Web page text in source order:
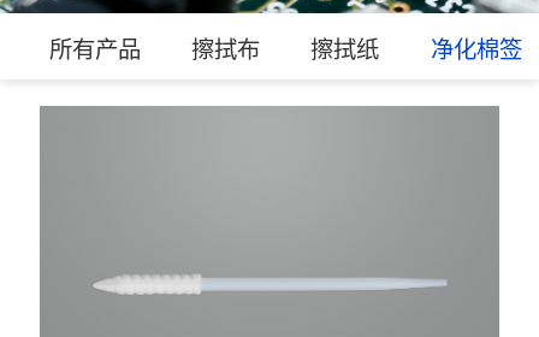
所有产品 擦拭布 擦拭纸 净化棉签